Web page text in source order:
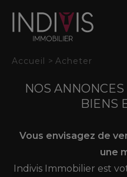
Accueil > Acheter
NOS
BIENS
Vous envisagez de
une
Indivis Immobilier est